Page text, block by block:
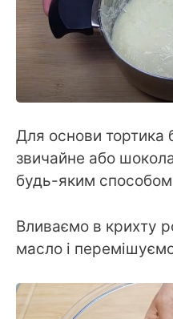
Для основи
звичайне або
будь-яким способом
Вливаємо в крихту
масло і